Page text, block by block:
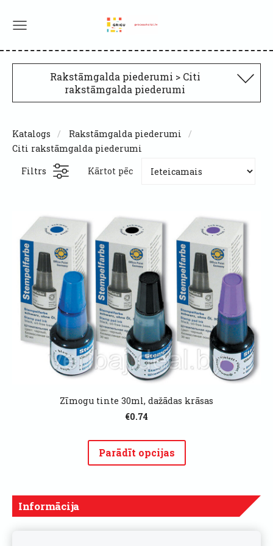
Rakstāmgalda piederumi > Citi
rakstāmgalda piederumi
Informācija
Katalogs
Rakstāmgalda piederumi
Citi rakstāmgalda piederumi
Filtrs
Kārtot pēc
Zīmogu tinte 30ml, dažādas krāsas
€0.74
Parādīt opcijas